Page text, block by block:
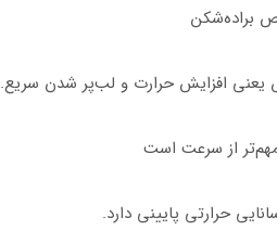
براده‌شکن
یعنی افزایش حرارت و لب‌پر شدن سریع.
حرارتی پایینی دارد.